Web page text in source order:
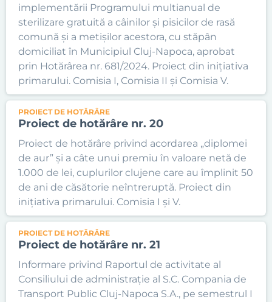
implementării Programului multianual de
sterilizare gratuită a câinilor și pisicilor de rasă
comună și a metișilor acestora, cu stăpân
domiciliat în Municipiul Cluj-Napoca, aprobat
prin Hotărârea nr. 681/2024. Proiect din inițiativa
primarului. Comisia I, Comisia II și Comisia V.
PROIECT DE HOTĂRÂRE
Proiect de hotărâre nr. 20
Proiect de hotărâre privind acordarea „diplomei
de aur” și a câte unui premiu în valoare netă de
1.000 de lei, cuplurilor clujene care au împlinit 50
de ani de căsătorie neîntreruptă. Proiect din
inițiativa primarului. Comisia I și V.
PROIECT DE HOTĂRÂRE
Proiect de hotărâre nr. 21
Informare privind Raportul de activitate al
Consiliului de administrație al S.C. Compania de
Transport Public Cluj-Napoca S.A., pe semestrul I